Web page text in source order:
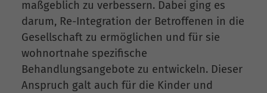
maßgeblich zu verbessern. Dabei ging es
darum, Re-Integration der Betroffenen in die
Gesellschaft zu ermöglichen und für sie
wohnortnahe spezifische
Behandlungsangebote zu entwickeln. Dieser
Anspruch galt auch für die Kinder und